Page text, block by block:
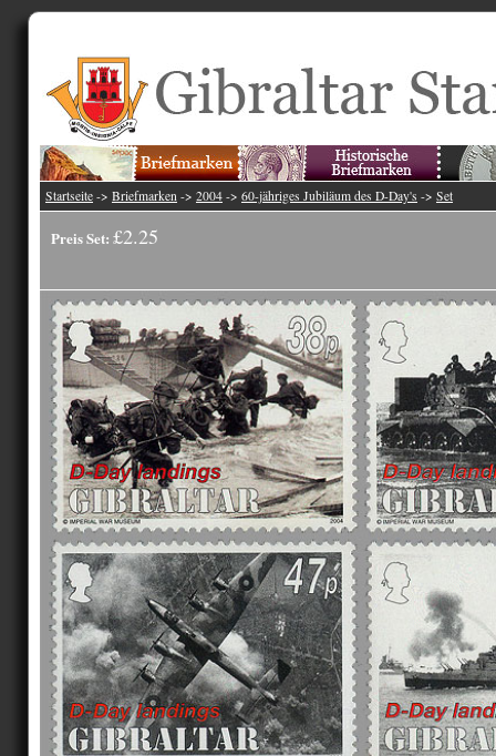
Startseite -> Briefmarken -> 2004 -> 60-jähriges Jubiläum des D-Day's -> Set
Preis Set: £2.25